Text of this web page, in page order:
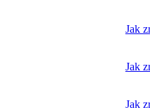
Jak
Jak
Jak